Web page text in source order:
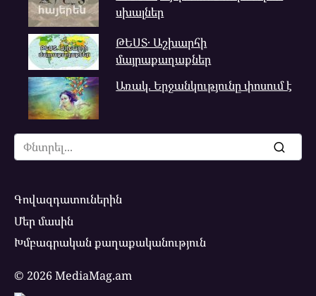
սխալներ
ԹԵՍՏ․ Աշխարհի
մայրաքաղաքներ
Առակ. Երջանկությունը փոսում է
Search
for:
Գովազդատուներին
Մեր մասին
Խմբագրական քաղաքականություն
© 2026 MediaMag.am